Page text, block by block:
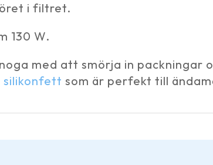
i filtret.
130 W.
med att smörja in
silikonfett som är perfekt till